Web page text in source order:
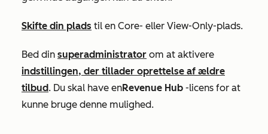
Skifte din plads til en Core- eller View-Only-plads.
Bed din superadministrator om at aktivere
indstillingen, der tillader oprettelse af ældre
tilbud. Du skal have enRevenue Hub -licens for at
kunne bruge denne mulighed.